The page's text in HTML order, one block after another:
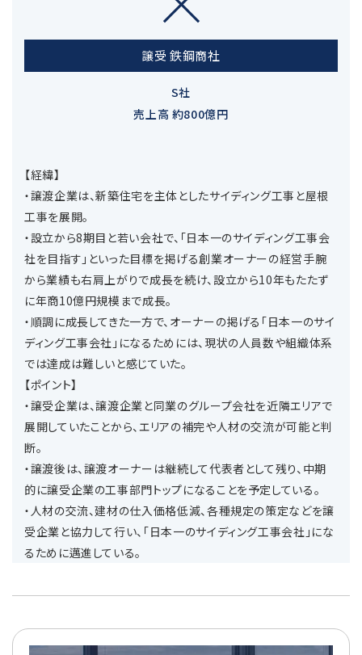
譲受 鉄鋼商社
S社
売上高 約800億円
【経緯】
・譲渡企業は、新築住宅を主体としたサイディング工事と屋根
工事を展開。
・設立から8期目と若い会社で、「日本一のサイディング工事会
社を目指す」といった目標を掲げる創業オーナーの経営手腕
から業績も右肩上がりで成長を続け、設立から10年もたたず
に年商10億円規模まで成長。
・順調に成長してきた一方で、オーナーの掲げる「日本一のサイ
ディング工事会社」になるためには、現状の人員数や組織体系
では達成は難しいと感じていた。
【ポイント】
・譲受企業は、譲渡企業と同業のグループ会社を近隣エリアで
展開していたことから、エリアの補完や人材の交流が可能と判
断。
・譲渡後は、譲渡オーナーは継続して代表者として残り、中期
的に譲受企業の工事部門トップになることを予定している。
・人材の交流、建材の仕入価格低減、各種規定の策定などを譲
受企業と協力して行い、「日本一のサイディング工事会社」にな
るために邁進している。